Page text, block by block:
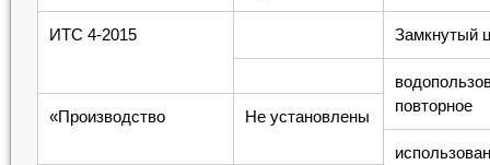
ИТС 4-2015 Замкнутый
повторное
«Производство
Не установлены